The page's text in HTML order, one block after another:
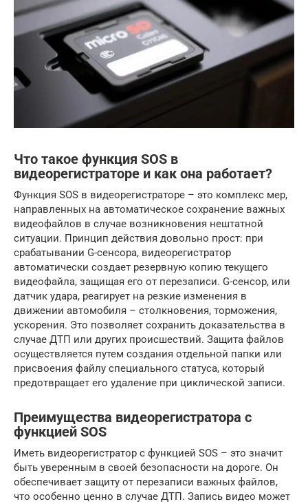
Что такое функция SOS в
видеорегистраторе и как она работает?
Функция SOS в видеорегистраторе – это комплекс мер,
направленных на автоматическое сохранение важных
видеофайлов в случае возникновения нештатной
ситуации. Принцип действия довольно прост: при
срабатывании G-сенсора, видеорегистратор
автоматически создает резервную копию текущего
видеофайла, защищая его от перезаписи. G-сенсор, или
датчик удара, реагирует на резкие изменения в
движении автомобиля – столкновения, торможения,
ускорения. Это позволяет сохранить доказательства в
случае ДТП или других происшествий. Защита файлов
осуществляется путем создания отдельной папки или
присвоения файлу специального статуса, который
предотвращает его удаление при циклической записи.
Преимущества видеорегистратора с
функцией SOS
Иметь видеорегистратор с функцией SOS – это значит
быть уверенным в своей безопасности на дороге. Он
обеспечивает защиту от перезаписи важных файлов,
что особенно ценно в случае ДТП. Запись видео может